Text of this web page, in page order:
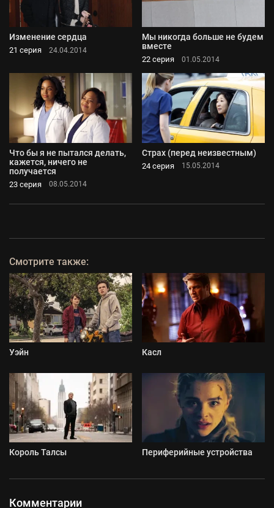
Изменение сердца
21 серия 24.04.2014
Мы никогда больше не будем
вместе
22 серия 01.05.2014
Что бы я не пытался делать,
кажется, ничего не
получается
23 серия 08.05.2014
Страх (перед неизвестным)
24 серия 15.05.2014
Смотрите также:
Уэйн Касл
Король Талсы Периферийные устройства
Комментарии